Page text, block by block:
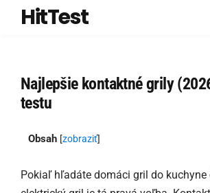
HitTest
Najlepšie kontaktné grily
testu
Obsah [zobraziť]
Pokiaľ hľadáte domáci gril do kuchyne